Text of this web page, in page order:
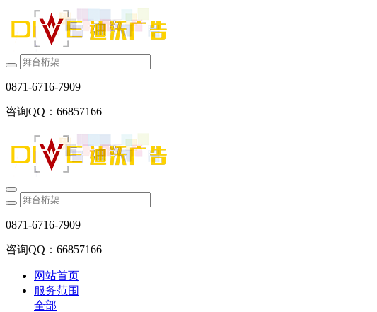
0871-6716-7909
咨询QQ：66857166
0871-6716-7909
咨询QQ：66857166
网站首页
服务范围
全部